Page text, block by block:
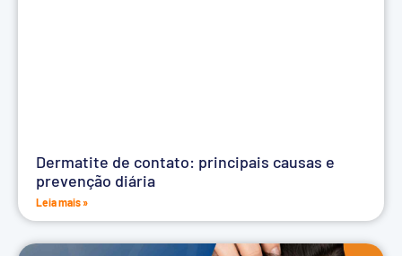
Dermatite de contato: principais causas e
prevenção diária
Leia mais »